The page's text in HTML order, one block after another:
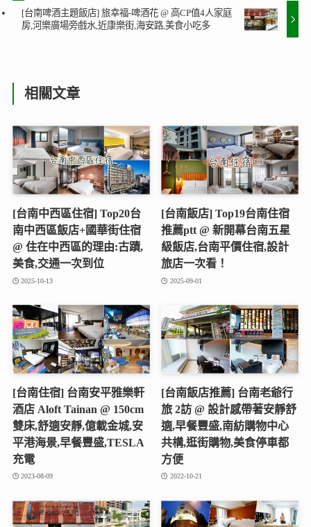
[台南啤酒主題飯店] 旅幸福-啤酒花 @ 高CP值4人家庭
房,河樂廣場旁戲水,近康樂街,海安路,美食小吃多
相關文章
[台南中西區住宿] Top20台
南中西區飯店+國華街住宿
@ 住在中西區的理由:古蹟,
美食,交通一次到位
2025-10-13
[台南飯店] Top19台南住宿
推薦ptt @ 新開幕台南五星
級飯店,台南平價住宿,設計
旅店一次看！
2025-09-01
[台南住宿] 台南安平雅樂軒
酒店 Aloft Tainan @ 150cm
雙床,舒適安靜,億載金城,安
平港海景,早餐豐盛,TESLA
充電
2023-08-09
[台南飯店推薦] 台南老爺行
旅 2訪 @ 設計感帶著安靜舒
適,早餐豐盛,南紡購物中心
共構,逛街購物,美食停車都
方便
2022-10-21